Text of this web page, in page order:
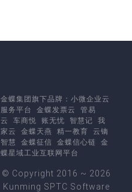
金蝶集团旗下品牌： 小微企业云
服务平台
金蝶发票云
管易
云
车商悦 账无忧 智慧记
我
家云
金蝶天燕 精一教育
云镝
智慧
金蝶征信 金蝶信心链
金
蝶星域工业互联网平台
© Copyright 2016 ~ 2026
Kunming SPTC Software